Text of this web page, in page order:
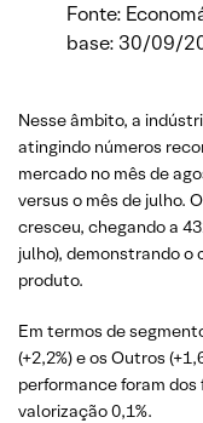
Fonte:
base: 30/09/
Nesse âmbito, a
atingindo números
mercado no mês de
versus o mês de julho.
cresceu, chegando a
julho), demonstrando
produto.
Em termos de
(+2,2%) e os Outros
performance foram
valorização 0,1%.